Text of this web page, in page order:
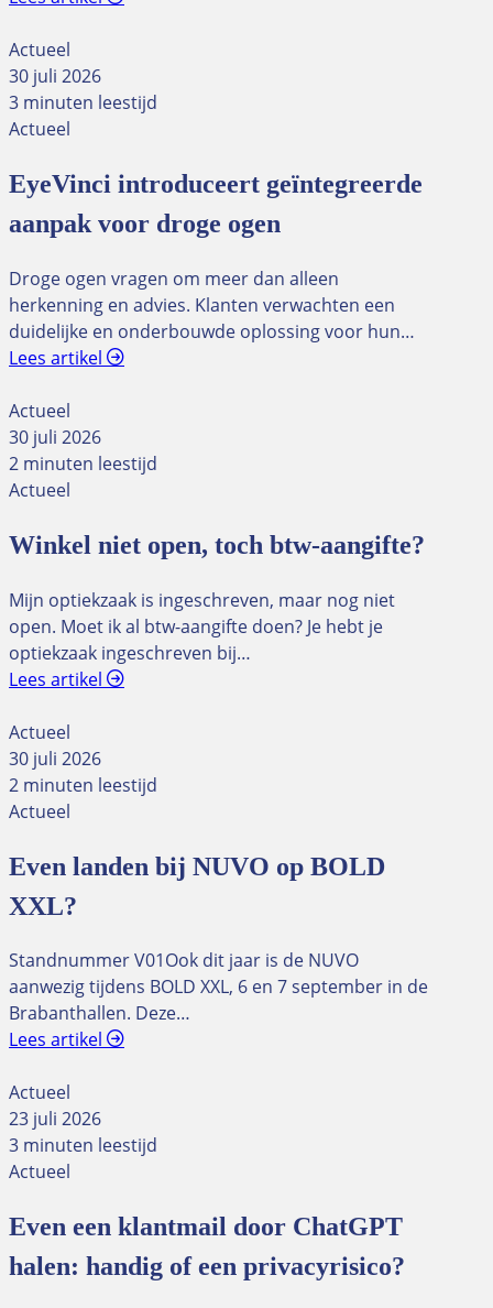
Actueel
30 juli 2026
3 minuten leestijd
Actueel
EyeVinci introduceert geïntegreerde
aanpak voor droge ogen
Droge ogen vragen om meer dan alleen
herkenning en advies. Klanten verwachten een
duidelijke en onderbouwde oplossing voor hun…
Lees artikel
Actueel
30 juli 2026
2 minuten leestijd
Actueel
Winkel niet open, toch btw-aangifte?
Mijn optiekzaak is ingeschreven, maar nog niet
open. Moet ik al btw-aangifte doen? Je hebt je
optiekzaak ingeschreven bij…
Lees artikel
Actueel
30 juli 2026
2 minuten leestijd
Actueel
Even landen bij NUVO op BOLD
XXL?
Standnummer V01Ook dit jaar is de NUVO
aanwezig tijdens BOLD XXL, 6 en 7 september in de
Brabanthallen. Deze…
Lees artikel
Actueel
23 juli 2026
3 minuten leestijd
Actueel
Even een klantmail door ChatGPT
halen: handig of een privacyrisico?